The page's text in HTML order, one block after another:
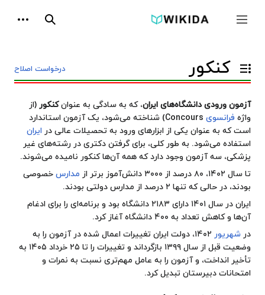
جمع و باز کردن نوار کناری جستجو
درخواست اصلاح تغییر وضعیت فهرست محتویات کنکور
آزمون ورودی دانشگاه‌های ایران، که به سادگی به عنوانکنکور (از
واژه فرانسوی
Concours) شناخته می‌شود، یک آزمون استاندارد
است که به عنوان یکی از ابزارهای ورود به تحصیلات عالی در ایران
استفاده می‌شود. به طور کلی، برای گرفتن دکتری در رشته‌های غیر
پزشکی، سه آزمون وجود دارد که همه آن‌ها کنکور نامیده می‌شوند.
تا سال ۱۴۰۲، ۸۰ درصد از ۳۰۰۰
دانش‌آموز برتر از مدارس خصوصی
بودند، در حالی که تنها ۲ درصد از مدارس دولتی بودند.
ایران در سال ۱۴۰۱ دارای ۲۱۸۳ دانشگاه بود و برنامه‌ای را برای ادغام
آن‌ها و کاهش تعداد به ۴۰۰ دانشگاه آغاز کرد.
در شهریور
۱۴۰۲، دولت ایران تغییرات اعمال شده در آزمون را به
وضعیت قبل از سال ۱۳۹۹ بازگرداند و تغییرات را تا ۲۵ خرداد ۱۴۰۵ به
تأخیر انداخت، و آزمون را به عامل مهم‌تری نسبت به نمرات و
امتحانات دبیرستان تبدیل کرد.